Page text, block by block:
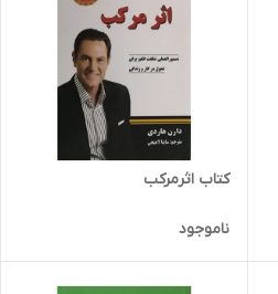
کتاب اثرمرکب
ناموجود